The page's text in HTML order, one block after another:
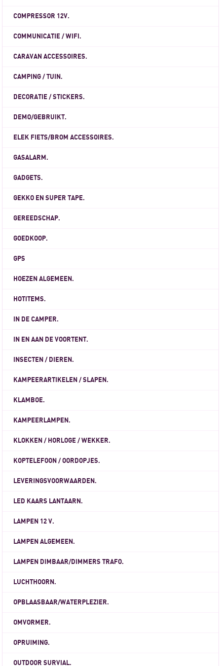
COMPRESSOR 12V.
COMMUNICATIE / WIFI.
CARAVAN ACCESSOIRES.
CAMPING / TUIN.
DECORATIE / STICKERS.
DEMO/GEBRUIKT.
ELEK FIETS/BROM ACCESSOIRES.
GASALARM.
GADGETS.
GEKKO EN SUPER TAPE.
GEREEDSCHAP.
GOEDKOOP.
GPS
HOEZEN ALGEMEEN.
HOTITEMS.
IN DE CAMPER.
IN EN AAN DE VOORTENT.
INSECTEN / DIEREN.
KAMPEERARTIKELEN / SLAPEN.
KLAMBOE.
KAMPEERLAMPEN.
KLOKKEN / HORLOGE / WEKKER.
KOPTELEFOON / OORDOPJES.
LEVERINGSVOORWAARDEN.
LED KAARS LANTAARN.
LAMPEN 12 V.
LAMPEN ALGEMEEN.
LAMPEN DIMBAAR/DIMMERS TRAFO.
LUCHTHOORN.
OPBLAASBAAR/WATERPLEZIER.
OMVORMER.
OPRUIMING.
OUTDOOR SURVIAL.